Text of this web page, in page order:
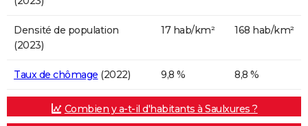
Densité de population
(2023)
17 hab/km² 168 hab/km²
Taux de chômage (2022) 9,8 % 8,8 %
Combien y a-t-il d'habitants à Saulxures ?